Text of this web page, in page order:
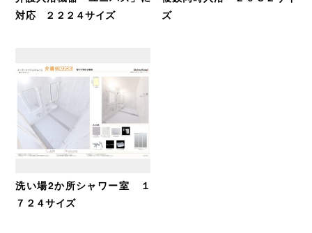
対応 ２２２４サイズ
ズ
洗い場2か所シャワー室 １
７２４サイズ